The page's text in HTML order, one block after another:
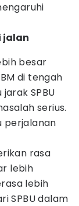
jalan
besar
di tengah
SPBU
serius.
perjalanan
rasa
lebih
lebih
SPBU dalam